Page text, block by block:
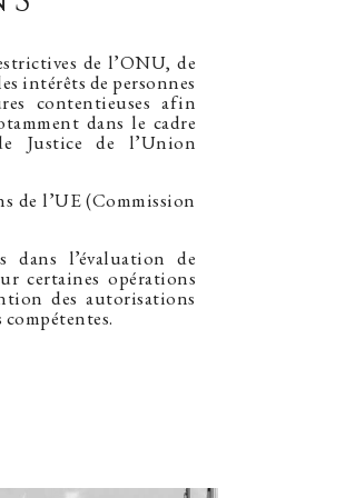
de l’ONU, de
intérêts de personnes
contentieuses afin
dans le cadre
Justice de l’Union
de l’UE (Commission
dans l’évaluation de
certaines opérations
des autorisations